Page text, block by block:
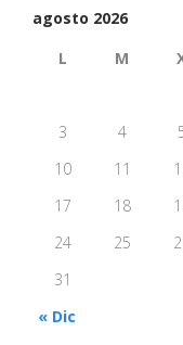
agosto 2026
L
M
« Dic
3
4
10
11
17
18
24
25
31